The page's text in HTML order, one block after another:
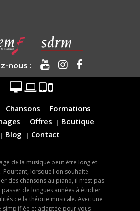
nous :
Chansons
Formations
Offres
Boutique
Blog
Contact
de la musique peut être long et
Pourtant, lorsque l'on souhaite
des chansons au piano, il n'est pas
passer de longues années à étudier
de la théorie musicale. Avec une
simplifiée et adaptée pour vous